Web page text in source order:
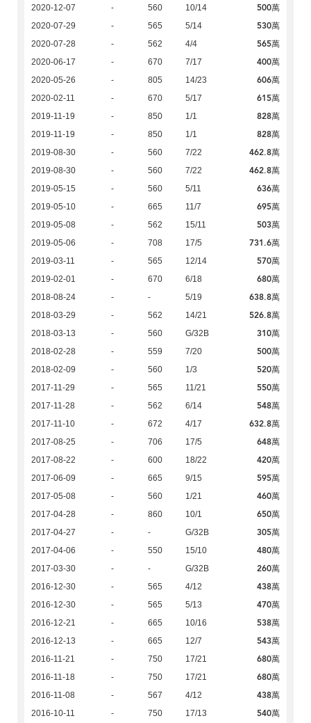
2020-12-07 - 560 10/14 500萬
2020-07-29 - 565 5/14 530萬
2020-07-28 - 562 4/4 565萬
2020-06-17 - 670 7/17 400萬
2020-05-26 - 805 14/23 606萬
2020-02-11 - 670 5/17 615萬
2019-11-19 - 850 1/1 828萬
2019-11-19 - 850 1/1 828萬
2019-08-30 - 560 7/22 462.8萬
2019-08-30 - 560 7/22 462.8萬
2019-05-15 - 560 5/11 636萬
2019-05-10 - 665 11/7 695萬
2019-05-08 - 562 15/11 503萬
2019-05-06 - 708 17/5 731.6萬
2019-03-11 - 565 12/14 570萬
2019-02-01 - 670 6/18 680萬
2018-08-24 - - 5/19 638.8萬
2018-03-29 - 562 14/21 526.8萬
2018-03-13 - 560 G/32B 310萬
2018-02-28 - 559 7/20 500萬
2018-02-09 - 560 1/3 520萬
2017-11-29 - 565 11/21 550萬
2017-11-28 - 562 6/14 548萬
2017-11-10 - 672 4/17 632.8萬
2017-08-25 - 706 17/5 648萬
2017-08-22 - 600 18/22 420萬
2017-06-09 - 665 9/15 595萬
2017-05-08 - 560 1/21 460萬
2017-04-28 - 860 10/1 650萬
2017-04-27 - - G/32B 305萬
2017-04-06 - 550 15/10 480萬
2017-03-30 - - G/32B 260萬
2016-12-30 - 565 4/12 438萬
2016-12-30 - 565 5/13 470萬
2016-12-21 - 665 10/16 538萬
2016-12-13 - 665 12/7 543萬
2016-11-21 - 750 17/21 680萬
2016-11-18 - 750 17/21 680萬
2016-11-08 - 567 4/12 438萬
2016-10-11 - 750 17/13 540萬